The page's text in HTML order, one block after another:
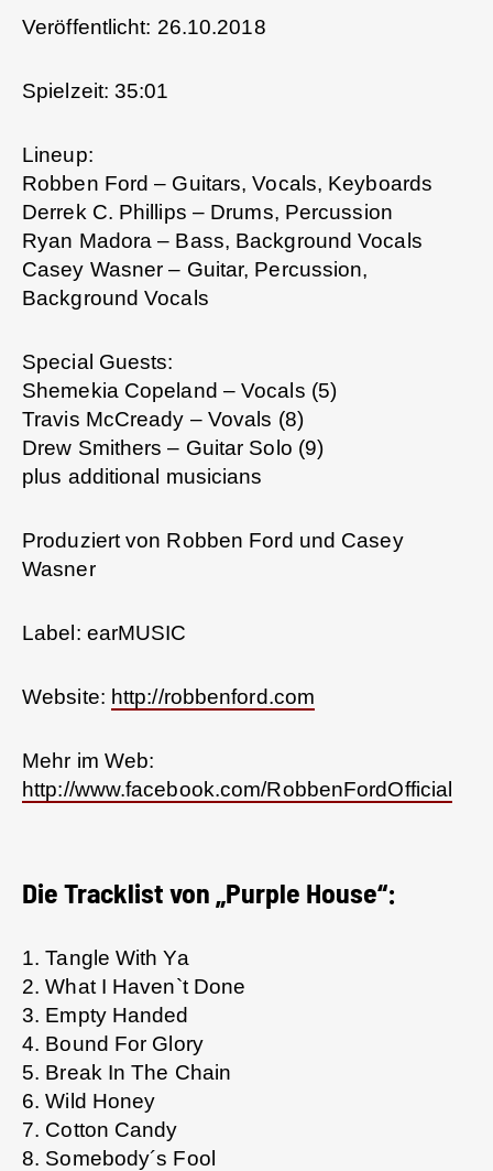
Veröffentlicht: 26.10.2018
Spielzeit: 35:01
Lineup:
Robben Ford – Guitars, Vocals, Keyboards
Derrek C. Phillips – Drums, Percussion
Ryan Madora – Bass, Background Vocals
Casey Wasner – Guitar, Percussion,
Background Vocals
Special Guests:
Shemekia Copeland – Vocals (5)
Travis McCready – Vovals (8)
Drew Smithers – Guitar Solo (9)
plus additional musicians
Produziert von Robben Ford und Casey
Wasner
Label: earMUSIC
Website: http://robbenford.com
Mehr im Web:
http://www.facebook.com/RobbenFordOfficial
Die Tracklist von „Purple House“:
1. Tangle With Ya
2. What I Haven`t Done
3. Empty Handed
4. Bound For Glory
5. Break In The Chain
6. Wild Honey
7. Cotton Candy
8. Somebody´s Fool